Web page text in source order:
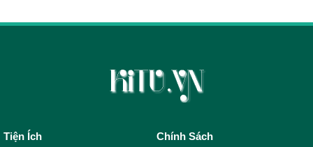
Tiện Ích Chính Sách